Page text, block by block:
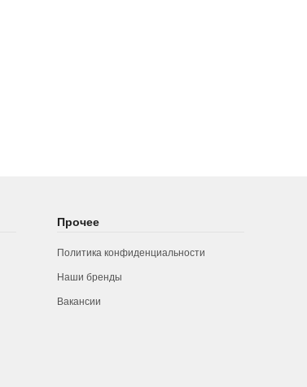
Прочее
Политика конфиденциальности
Наши бренды
Вакансии